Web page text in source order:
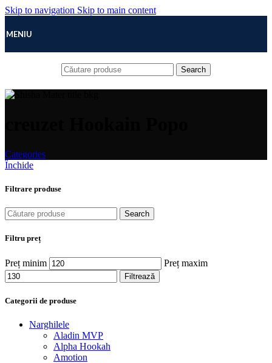
Skip to navigation Skip to main content
MENIU
Search
Categories
Închide
Filtrare produse
Search
Filtru preț
Preț minim Preț maxim
Filtrează
Categorii de produse
Narghilele
Aladin MVP
Alpha Hookah
Amotion